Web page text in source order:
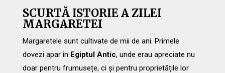
SCURTĂ ISTORIE A ZILEI
MARGARETEI
Margaretele sunt cultivate de mii de ani. Primele
dovezi apar în Egiptul Antic, unde erau apreciate nu
doar pentru frumusețe, ci și pentru proprietățile lor